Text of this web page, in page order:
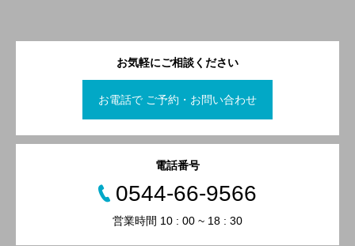
お気軽にご相談ください
お電話で ご予約・お問い合わせ
電話番号
0544-66-9566
営業時間 10 : 00 ~ 18 : 30